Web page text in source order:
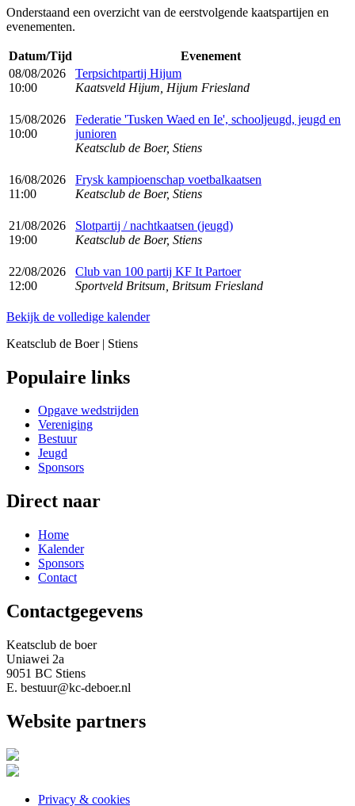
Onderstaand een overzicht van de eerstvolgende kaatspartijen en
evenementen.
Datum/Tijd
Evenement
08/08/2026
10:00
Terpsichtpartij Hijum
Kaatsveld Hijum, Hijum Friesland
15/08/2026
10:00
Federatie 'Tusken Waed en Ie', schooljeugd, jeugd en
junioren
Keatsclub de Boer, Stiens
16/08/2026
11:00
Frysk kampioenschap voetbalkaatsen
Keatsclub de Boer, Stiens
21/08/2026
19:00
Slotpartij / nachtkaatsen (jeugd)
Keatsclub de Boer, Stiens
22/08/2026
12:00
Club van 100 partij KF It Partoer
Sportveld Britsum, Britsum Friesland
Bekijk de volledige kalender
Keatsclub de Boer | Stiens
Populaire links
Opgave wedstrijden
Vereniging
Bestuur
Jeugd
Sponsors
Direct naar
Home
Kalender
Sponsors
Contact
Contactgegevens
Keatsclub de boer
Uniawei 2a
9051 BC Stiens
E. bestuur@kc-deboer.nl
Website partners
Privacy & cookies